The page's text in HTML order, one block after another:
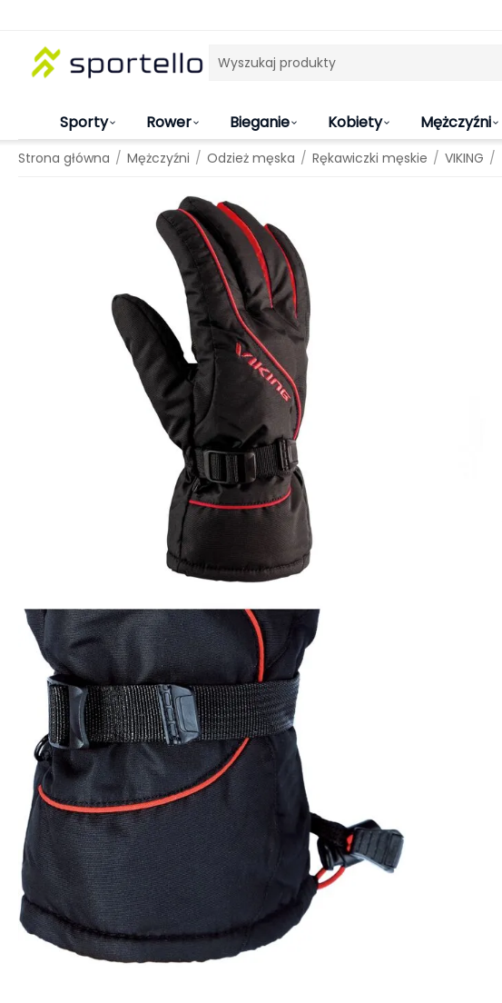
Sporty Rower Bieganie Kobiety Mężczyźni
Strona główna / Mężczyźni / Odzież męska / Rękawiczki męskie / VIKING /